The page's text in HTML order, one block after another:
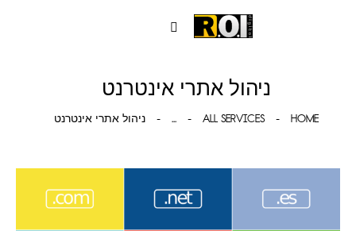
ניהול אתרי אינטרנט
HOME
ALL SERVICES
... ניהול אתרי אינטרנט